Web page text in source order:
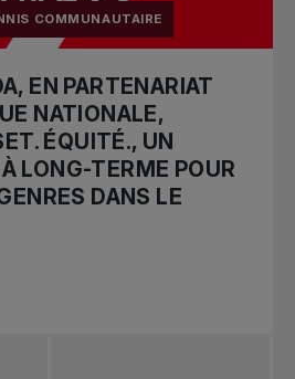
COMMUNAUTAIRE
EN PARTENARIAT
NATIONALE,
ÉQUITÉ., UN
LONG-TERME POUR
DANS LE